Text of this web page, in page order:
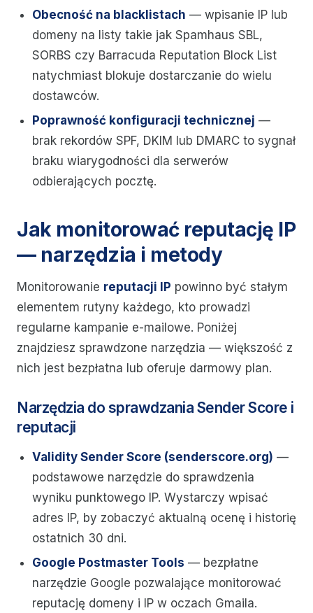
Obecność na blacklistach — wpisanie IP lub
domeny na listy takie jak Spamhaus SBL,
SORBS czy Barracuda Reputation Block List
natychmiast blokuje dostarczanie do wielu
dostawców.
Poprawność konfiguracji technicznej —
brak rekordów SPF, DKIM lub DMARC to sygnał
braku wiarygodności dla serwerów
odbierających pocztę.
Jak monitorować reputację IP
— narzędzia i metody
Monitorowanie reputacji IP powinno być stałym
elementem rutyny każdego, kto prowadzi
regularne kampanie e-mailowe. Poniżej
znajdziesz sprawdzone narzędzia — większość z
nich jest bezpłatna lub oferuje darmowy plan.
Narzędzia do sprawdzania Sender Score i
reputacji
Validity Sender Score (senderscore.org) —
podstawowe narzędzie do sprawdzenia
wyniku punktowego IP. Wystarczy wpisać
adres IP, by zobaczyć aktualną ocenę i historię
ostatnich 30 dni.
Google Postmaster Tools — bezpłatne
narzędzie Google pozwalające monitorować
reputację domeny i IP w oczach Gmaila.